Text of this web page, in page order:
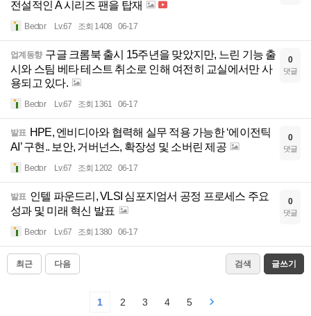
전설적인 A 시리즈 팬을 탑재
Bector Lv.67 조회 1408 06-17
업계동향 구글 크롬북 출시 15주년을 맞았지만, 느린 기능 출
시와 스팀 베타 테스트 취소로 인해 여전히 교실에서만 사
용되고 있다.
Bector Lv.67 조회 1361 06-17
0
댓글
발표 HPE, 엔비디아와 협력해 실무 적용 가능한 ‘에이전틱
AI’ 구현.. 보안, 거버넌스, 확장성 및 소버린 제공
Bector Lv.67 조회 1202 06-17
0
댓글
발표 인텔 파운드리, VLSI 심포지엄서 공정 프로세스 주요
성과 및 미래 혁신 발표
Bector Lv.67 조회 1380 06-17
0
댓글
최근 다음 검색 글쓰기
1 2 3 4 5